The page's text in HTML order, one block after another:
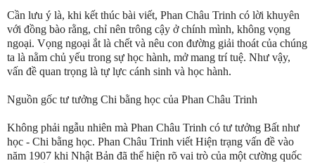
Cần lưu ý là, khi kết thúc bài viết, Phan Châu Trinh có lời khuyên
với đồng bào rằng, chỉ nên trông cậy ở chính mình, không vọng
ngoại. Vọng ngoại ắt là chết và nêu con đường giải thoát của chúng
ta là nằm chủ yếu trong sự học hành, mở mang trí tuệ. Như vậy,
vấn đề quan trọng là tự lực cánh sinh và học hành.
Nguồn gốc tư tưởng Chi bằng học của Phan Châu Trinh
Không phải ngẫu nhiên mà Phan Châu Trinh có tư tưởng Bất như
học - Chi bằng học. Phan Châu Trinh viết Hiện trạng vấn đề vào
năm 1907 khi Nhật Bản đã thể hiện rõ vai trò của một cường quốc